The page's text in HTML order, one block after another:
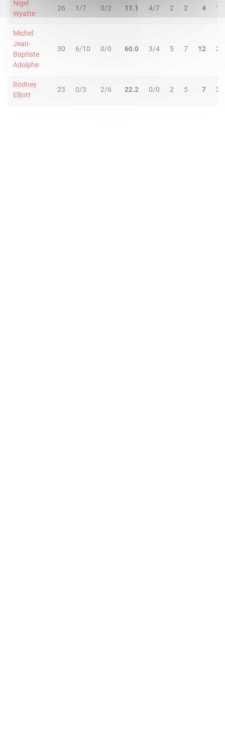
Nigel
Wyatte
26 1/7 0/2 11.1 4/7 2 2 4 1
Michel
Jean-
Baptiste
Adolphe
30 6/10 0/0 60.0 3/4 5 7 12 3
Rodney
Elliott
23 0/3 2/6 22.2 0/0 2 5 7 2